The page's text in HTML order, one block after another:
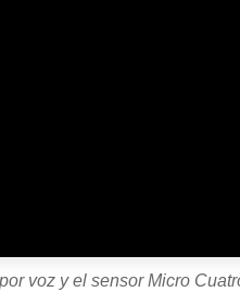
voz y el sensor Micro